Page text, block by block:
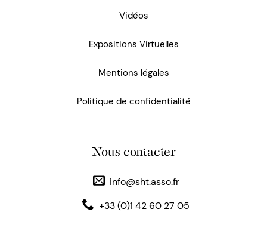
Vidéos
Expositions Virtuelles
Mentions légales
Politique de confidentialité
Nous contacter
info@sht.asso.fr
+33 (0)1 42 60 27 05